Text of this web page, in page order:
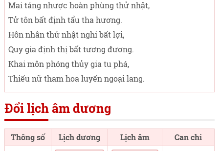
Mai táng nhược hoàn phùng thử nhật,
Tử tôn bất định tẩu tha hương.
Hôn nhân thử nhật nghi bất lợi,
Quy gia định thị bất tương đương.
Khai môn phóng thủy gia tu phá,
Thiếu nữ tham hoa luyến ngoại lang.
Đổi lịch âm dương
Thông số Lịch dương Lịch âm Can chi